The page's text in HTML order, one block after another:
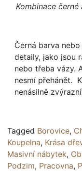
Kombinace
Černá barva
detaily, jako jsou
nebo třeba vázy.
nesmí přehánět.
nenásilně
Tagged Borovice,
Koupelna, Krása
Masivní nábytek,
Podzim, Pracovna,